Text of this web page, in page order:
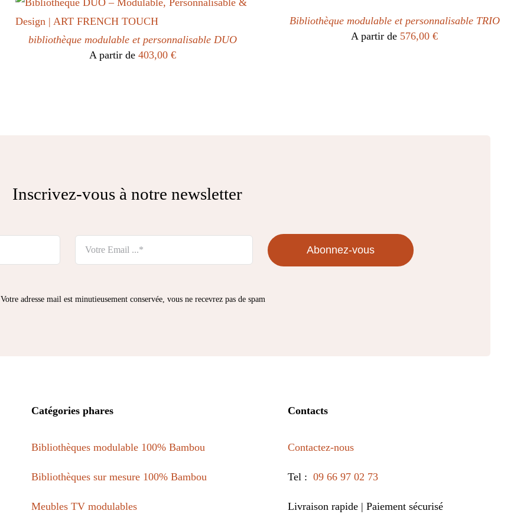
bibliothèque modulable et personnalisable DUO
A partir de403,00€
Bibliothèque modulable et personnalisable TRIO
A partir de 576,00€
Inscrivez-vous à notre newsletter
Abonnez-vous
Votre adresse mail est minutieusement conservée, vous ne recevrez pas de spam
Catégories phares
Bibliothèques modulable 100% Bambou
Bibliothèques sur mesure 100% Bambou
Meubles TV modulables
Contacts
Contactez-nous
Tel : 09 66 97 02 73
Livraison rapide | Paiement sécurisé